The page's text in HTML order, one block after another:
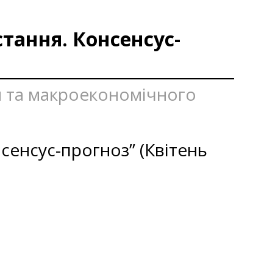
Консенсус-
макроекономічного
прогноз” (Квітень